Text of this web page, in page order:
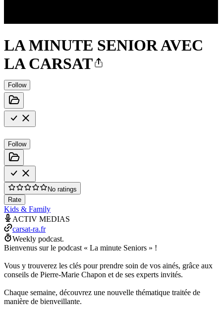
LA MINUTE SENIOR AVEC
LA CARSAT
Follow
Follow
No ratings
Rate
Kids & Family
ACTIV MEDIAS
carsat-ra.fr
Weekly podcast.
Bienvenus sur le podcast « La minute Seniors » !
Vous y trouverez les clés pour prendre soin de vos ainés, grâce aux
conseils de Pierre-Marie Chapon et de ses experts invités.
Chaque semaine, découvrez une nouvelle thématique traitée de
manière de bienveillante.